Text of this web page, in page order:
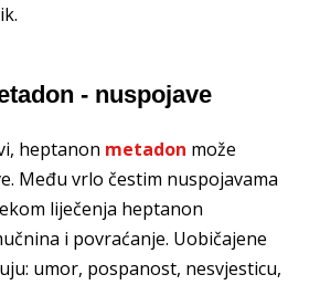
- nuspojave
heptanon metadon može
Među vrlo čestim nuspojavama
liječenja heptanon
i povraćanje. Uobičajene
umor, pospanost, nesvjesticu,